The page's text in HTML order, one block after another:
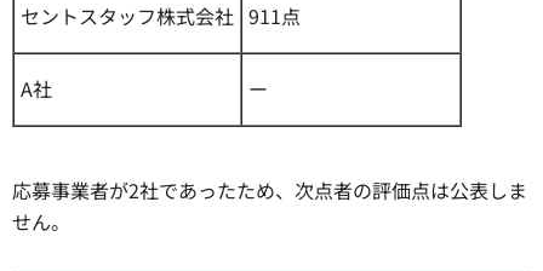
セントスタッフ株式会社 911点
A社 ー
応募事業者が2社であったため、次点者の評価点は公表しま
せん。